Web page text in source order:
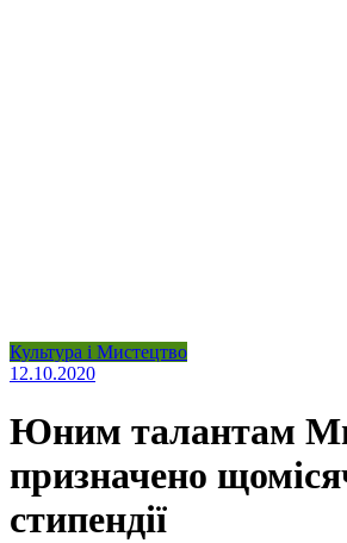
Культура і Мистецтво
12.10.2020
Юним талантам
призначено
стипендії